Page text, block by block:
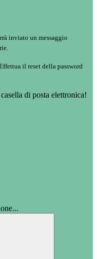
inviato un messaggio
il reset della password
di posta elettronica!